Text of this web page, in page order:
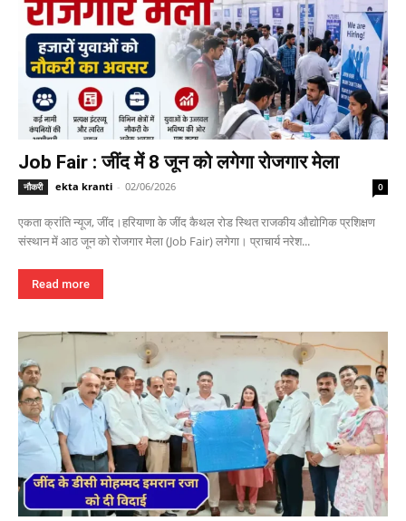
Job Fair : जींद में 8 जून को लगेगा रोजगार मेला
नौकरी ekta kranti - 02/06/2026 0
एकता क्रांति न्यूज, जींद।हरियाणा के जींद कैथल रोड स्थित राजकीय औद्योगिक प्रशिक्षण
संस्थान में आठ जून को रोजगार मेला (Job Fair) लगेगा। प्राचार्य नरेश...
Read more